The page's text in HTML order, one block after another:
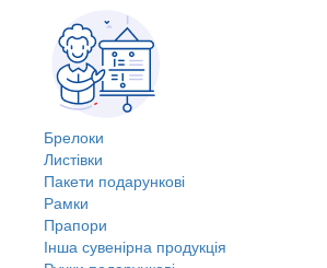
Брелоки
Листівки
Пакети подарункові
Рамки
Прапори
Інша сувенірна продукція